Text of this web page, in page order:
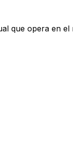
que opera en